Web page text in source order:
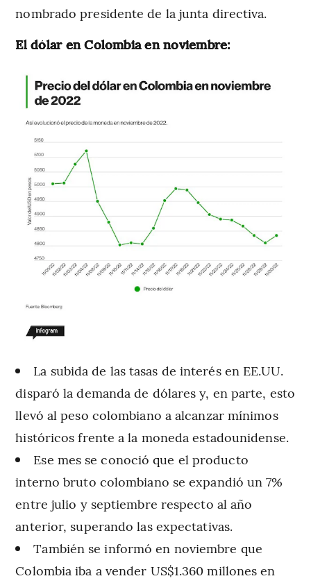
nombrado presidente de la junta directiva.
El dólar en Colombia en noviembre:
La subida de las tasas de interés en EE.UU.
disparó la demanda de dólares y, en parte, esto
llevó al peso colombiano a alcanzar mínimos
históricos frente a la moneda estadounidense.
Ese mes se conoció que el producto
interno bruto colombiano se expandió un 7%
entre julio y septiembre respecto al año
anterior, superando las expectativas.
También se informó en noviembre que
Colombia iba a vender US$1.360 millones en